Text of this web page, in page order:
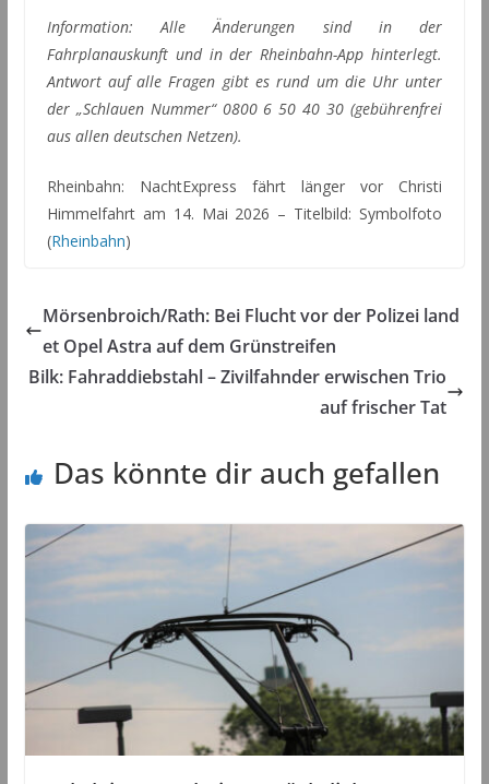
Information: Alle Änderungen sind in der
Fahrplanauskunft und in der Rheinbahn-App hinterlegt.
Antwort auf alle Fragen gibt es rund um die Uhr unter
der „Schlauen Nummer“ 0800 6 50 40 30 (gebührenfrei
aus allen deutschen Netzen).
Rheinbahn: NachtExpress fährt länger vor Christi
Himmelfahrt am 14. Mai 2026 – Titelbild: Symbolfoto
(Rheinbahn)
Mörsenbroich/Rath: Bei Flucht vor der Polizei land
et Opel Astra auf dem Grünstreifen
Bilk: Fahraddiebstahl – Zivilfahnder erwischen Trio
auf frischer Tat
Das könnte dir auch gefallen